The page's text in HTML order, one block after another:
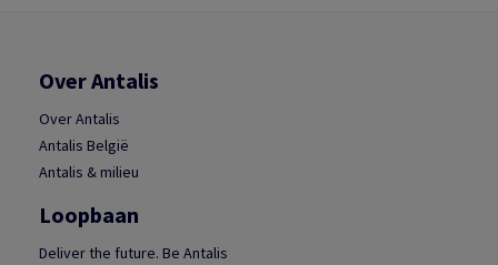
Over Antalis
Over Antalis
Antalis België
Antalis & milieu
Loopbaan
Deliver the future. Be Antalis